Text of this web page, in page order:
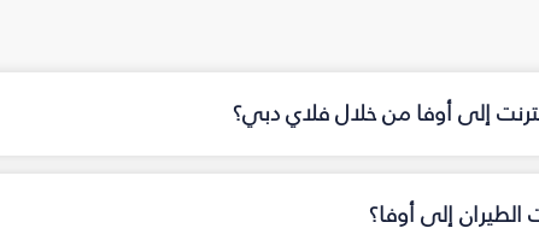
إلى أوفا من خلال فلاي دبي؟
إلى أوفا؟